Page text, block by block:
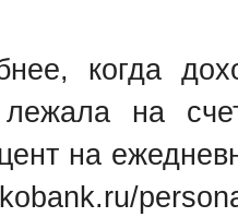
когда
лежала на
на